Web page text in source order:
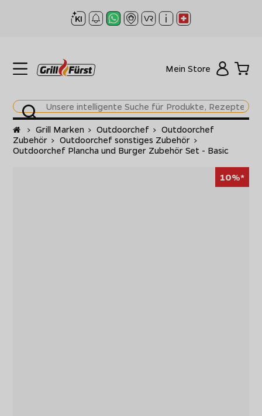
Mein Store
Startseite
> Grill Marken > Outdoorchef > Outdoorchef
Zubehör > Outdoorchef sonstiges Zubehör >
Outdoorchef Plancha und Burger Zubehör Set - Basic
10%*